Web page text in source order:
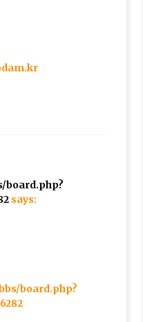
board.php?
says:
board.php?